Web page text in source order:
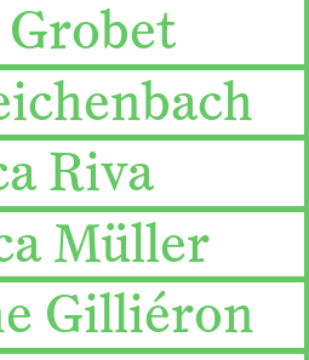
Riva
Müller
Gilliéron